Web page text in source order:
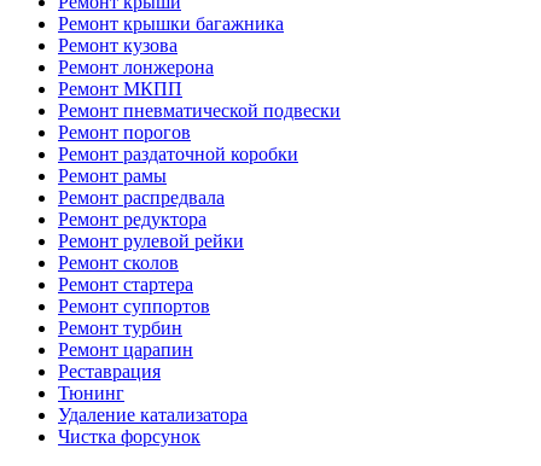
Ремонт крышки багажника
Ремонт кузова
Ремонт лонжерона
Ремонт МКПП
Ремонт пневматической подвески
Ремонт порогов
Ремонт раздаточной коробки
Ремонт рамы
Ремонт распредвала
Ремонт редуктора
Ремонт рулевой рейки
Ремонт сколов
Ремонт стартера
Ремонт суппортов
Ремонт турбин
Ремонт царапин
Реставрация
Тюнинг
Удаление катализатора
Чистка форсунок